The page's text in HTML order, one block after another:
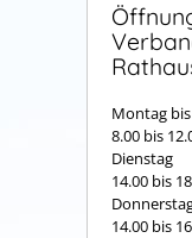
Montag
8.00 bis
14.00 bis
14.00 bis